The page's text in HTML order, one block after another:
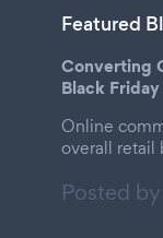
Featured
Converting
Black
Online
overall retail
Posted